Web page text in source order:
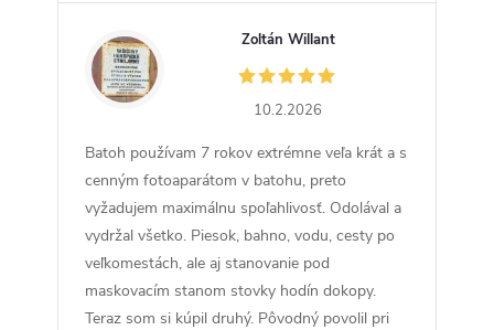
ZW
Zoltán Willant
10.2.2026
Batoh používam 7 rokov extrémne veľa krát a s
cenným fotoaparátom v batohu, preto
vyžadujem maximálnu spoľahlivosť. Odolával a
vydržal všetko. Piesok, bahno, vodu, cesty po
veľkomestách, ale aj stanovanie pod
maskovacím stanom stovky hodín dokopy.
Teraz som si kúpil druhý. Pôvodný povolil pri